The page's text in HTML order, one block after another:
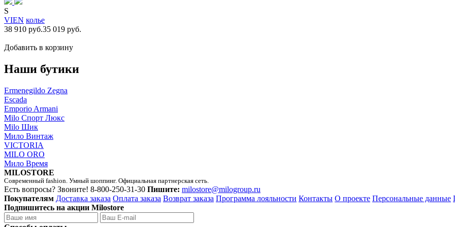
S
VIEN колье
38 910 руб.35 019 руб.
Добавить в корзину
Наши бутики
Ermenegildo Zegna
Escada
Emporio Armani
Milo Спорт Люкс
Milo Шик
Мило Винтаж
VICTORIA
MILO ORO
Мило Время
MILOSTORE
Современный fashion. Умный шоппинг. Официальная партнерская сеть.
Есть вопросы? Звоните! 8-800-250-31-30 Пишите: milostore@milogroup.ru
Покупателям Доставка заказа Оплата заказа Возврат заказа Программа лояльности Контакты О проекте Персональные данные
Подпишитесь на акции Milostore